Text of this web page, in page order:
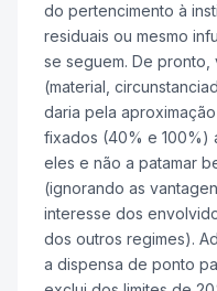
do pertencimento à
residuais ou mesmo
se seguem. De
(material,
daria pela
fixados (40% e 100%)
eles e não a patamar
(ignorando as
interesse dos
dos outros regimes).
a dispensa de ponto